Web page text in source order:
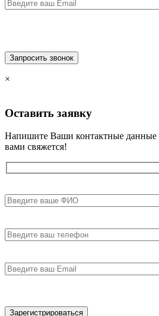
×
Оставить заявку
Напишите Ваши контактные данные
вами свяжется!